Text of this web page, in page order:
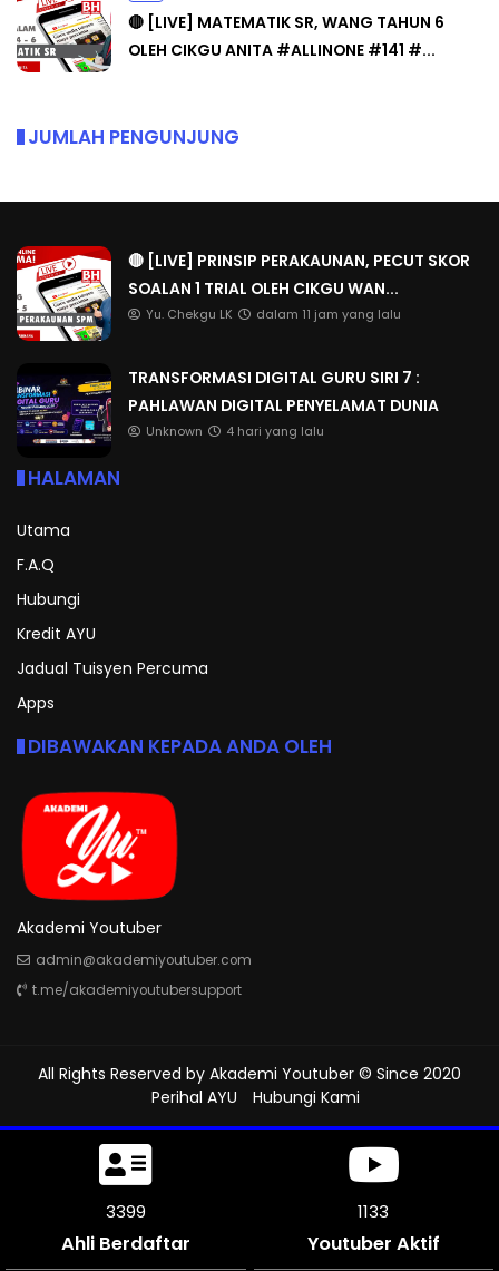
🔴 [LIVE] MATEMATIK SR, WANG TAHUN 6
OLEH CIKGU ANITA #ALLINONE #141 #...
JUMLAH PENGUNJUNG
🔴 [LIVE] PRINSIP PERAKAUNAN, PECUT SKOR
SOALAN 1 TRIAL OLEH CIKGU WAN...
Yu. Chekgu LK dalam 11 jam yang lalu
TRANSFORMASI DIGITAL GURU SIRI 7 :
PAHLAWAN DIGITAL PENYELAMAT DUNIA
Unknown 4 hari yang lalu
HALAMAN
Utama
F.A.Q
Hubungi
Kredit AYU
Jadual Tuisyen Percuma
Apps
DIBAWAKAN KEPADA ANDA OLEH
Akademi Youtuber
admin@akademiyoutuber.com
t.me/akademiyoutubersupport
All Rights Reserved by Akademi Youtuber © Since 2020
Perihal AYU
Hubungi Kami
3828
Ahli Berdaftar
1275
Youtuber Aktif